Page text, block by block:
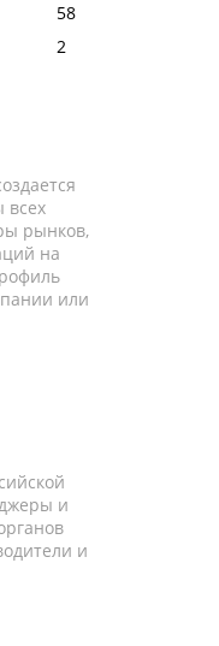
58
2
всех
рынков,
на
или
и
и